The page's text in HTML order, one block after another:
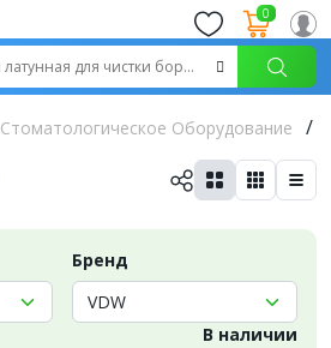
0
Стоматологическое Оборудование
Бренд
В наличии